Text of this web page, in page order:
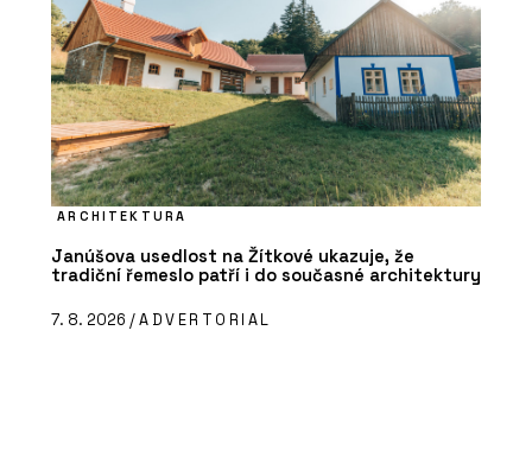
ARCHITEKTURA
Janúšova usedlost na Žítkové ukazuje, že
tradiční řemeslo patří i do současné architektury
7. 8. 2026 /ADVERTORIAL